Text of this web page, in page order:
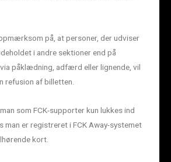
på, at personer, der udviser
i andre sektioner end på
påklædning, adfærd eller lignende, vil
refusion af billetten.
som FCK-supporter kun lukkes ind
man er registreret i FCK Away-systemet
kort.